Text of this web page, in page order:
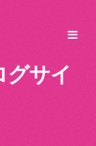
サイ